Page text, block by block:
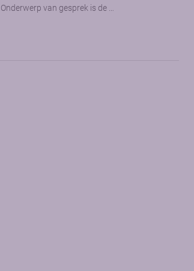
Onderwerp van gesprek is de …